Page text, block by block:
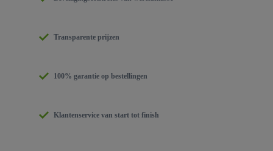
Transparente prijzen
100% garantie op bestellingen
Klantenservice van start tot finish